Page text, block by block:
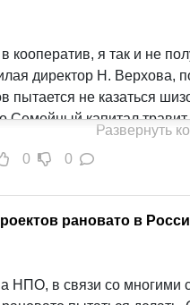
кооператив, я так и не
директор Н. Верхова,
пытается не казаться
капитал травит
Развернуть
0 0
рановато в
НПО, в связи со многими